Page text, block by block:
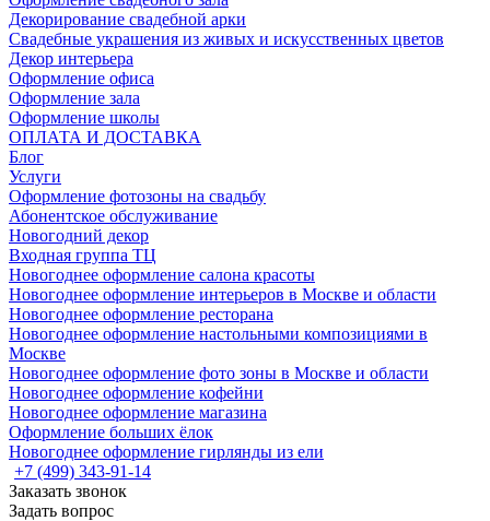
Декорирование свадебной арки
Свадебные украшения из живых и искусственных цветов
Декор интерьера
Оформление офиса
Оформление зала
Оформление школы
ОПЛАТА И ДОСТАВКА
Блог
Услуги
Оформление фотозоны на свадьбу
Абонентское обслуживание
Новогодний декор
Входная группа ТЦ
Новогоднее оформление салона красоты
Новогоднее оформление интерьеров в Москве и области
Новогоднее оформление ресторана
Новогоднее оформление настольными композициями в
Москве
Новогоднее оформление фото зоны в Москве и области
Новогоднее оформление кофейни
Новогоднее оформление магазина
Оформление больших ёлок
Новогоднее оформление гирлянды из ели
+7 (499) 343-91-14
Заказать звонок
Задать вопрос